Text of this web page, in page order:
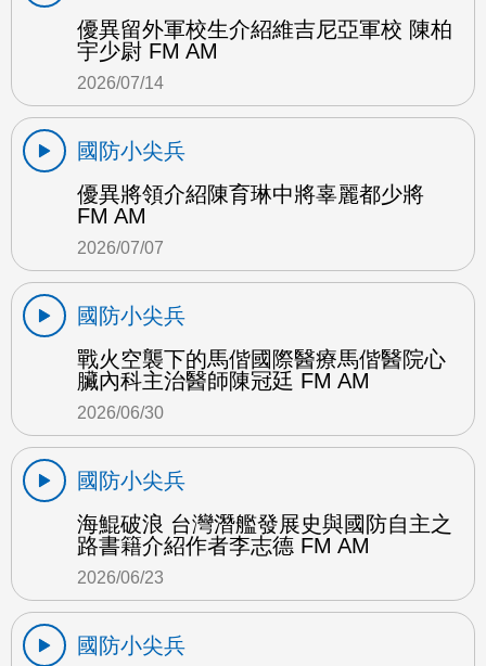
優異留外軍校生介紹維吉尼亞軍校 陳柏
宇少尉 FM AM
2026/07/14
國防小尖兵
優異將領介紹陳育琳中將辜麗都少將
FM AM
2026/07/07
國防小尖兵
戰火空襲下的馬偕國際醫療馬偕醫院心
臟內科主治醫師陳冠廷 FM AM
2026/06/30
國防小尖兵
海鯤破浪 台灣潛艦發展史與國防自主之
路書籍介紹作者李志德 FM AM
2026/06/23
國防小尖兵